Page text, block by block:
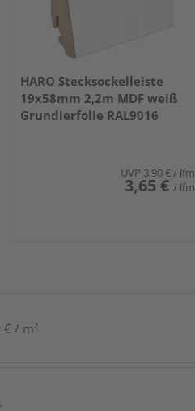
HARO Stecksockelleiste
19x58mm 2,2m MDF weiß
Grundierfolie RAL9016
UVP 3,90 € / lfm
3,65 € / lfm
€ / m²